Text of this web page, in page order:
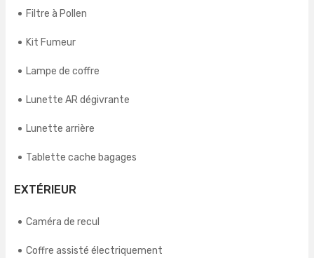
Filtre à Pollen
Kit Fumeur
Lampe de coffre
Lunette AR dégivrante
Lunette arrière
Tablette cache bagages
EXTÉRIEUR
Caméra de recul
Coffre assisté électriquement